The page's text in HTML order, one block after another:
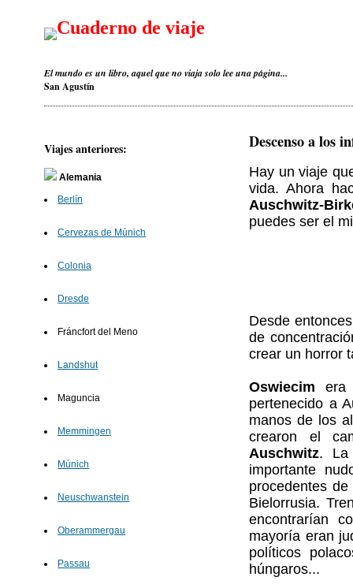
Cuaderno de viaje
El mundo es un libro, aquel que no viaja solo lee una página...
San Agustín
Viajes anteriores:
Alemania
Berlín
Cervezas de Múnich
Colonia
Dresde
Fráncfort del Meno
Landshut
Maguncia
Memmingen
Múnich
Neuschwanstein
Oberammergau
Passau
Descenso a los
Hay un viaje
vida. Ahora
Auschwitz-
puedes ser el
Desde
de
crear un horror
Oswiecim era
pertenecido a
manos de los
crearon el
Auschwitz. La
importante
procedentes
Bielorrusia.
encontrarían
mayoría eran
políticos
húngaros...